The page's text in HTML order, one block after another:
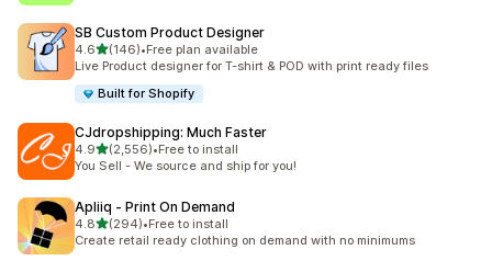
SB Custom Product Designer
4.65つ星中
(146)
合計レビュー数：146件
•Free plan available
Live Product designer for T-shirt & POD with print ready files
Built for Shopify
CJdropshipping: Much Faster
4.95つ星中
(2,556)
合計レビュー数：2556件
•Free to install
You Sell - We source and ship for you!
Apliiq ‑ Print On Demand
4.85つ星中
(294)
合計レビュー数：294件
•Free to install
Create retail ready clothing on demand with no minimums